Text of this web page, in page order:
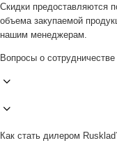
Скидки предоставляются
объема закупаемой
нашим менеджерам.
Вопросы о сотрудничестве
Как стать дилером